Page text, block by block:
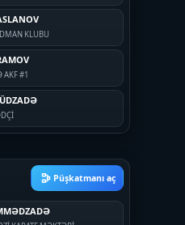
KLUBU
AKF #1
Püşkatmanı aç